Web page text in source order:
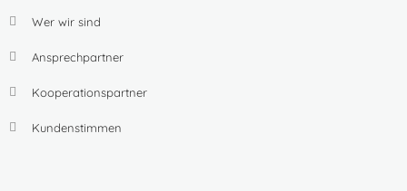
Wer wir sind
Ansprechpartner
Kooperationspartner
Kundenstimmen